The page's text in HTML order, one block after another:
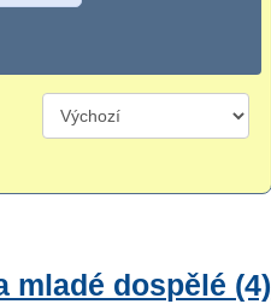
mladé dospělé (4)